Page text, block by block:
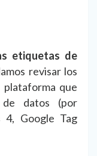
etiquetas de
revisar los
que
datos (por
4, Google Tag